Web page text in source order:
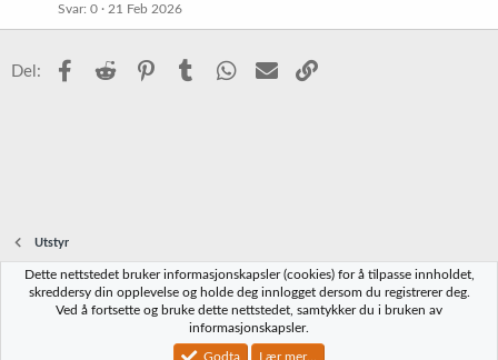
Svar 0 21 Feb 2026
Del: Facebook
Reddit PinterestTumblr WhatsApp
E-post
Utstyr
Norbrygg-default
Vilkår og regler Personvernregler
Dette nettstedet bruker informasjonskapsler (cookies) for å tilpasse innholdet,
skreddersy din opplevelse og holde deg innlogget dersom du registrerer deg.
Ved å fortsette og bruke dette nettstedet, samtykker du i bruken av
informasjonskapsler.
Godta Lær mer...